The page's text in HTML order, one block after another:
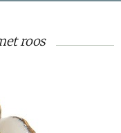
roos